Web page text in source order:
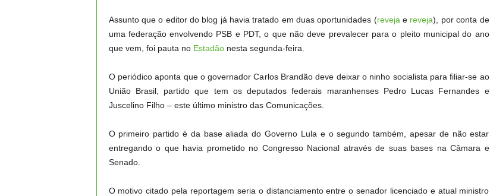
Assunto que o editor do blog já havia tratado em duas oportunidades (reveja e reveja), por conta de
uma federação envolvendo PSB e PDT, o que não deve prevalecer para o pleito municipal do ano
que vem, foi pauta no Estadãonesta segunda-feira.
O periódico aponta que o governador Carlos Brandão deve deixar o ninho socialista para filiar-se ao
União Brasil, partido que tem os deputados federais maranhenses Pedro Lucas Fernandes e
Juscelino Filho – este último ministro das Comunicações.
O primeiro partido é da base aliada do Governo Lula e o segundo também, apesar de não estar
entregando o que havia prometido no Congresso Nacional através de suas bases na Câmara e
Senado.
O motivo citado pela reportagem seria o distanciamento entre o senador licenciado e atual ministro